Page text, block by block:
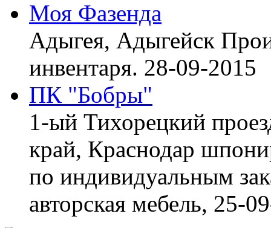
Моя Фазенда
Адыгея, Адыгейск
инвентаря. 28-09-2015
ПК "Бобры"
1-ый Тихорецкий
край, Краснодар
по индивидуальным
авторская мебель, 25-